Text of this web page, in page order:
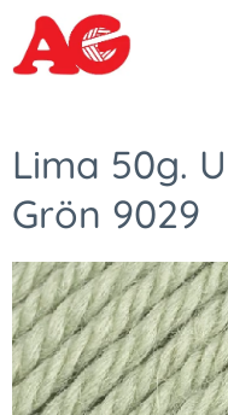
Lima 50g.
Grön 9029